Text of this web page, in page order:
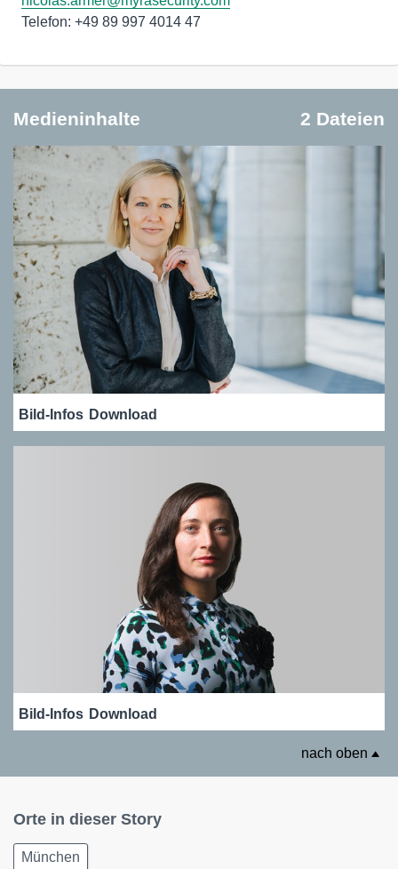
Telefon: +49 89 997 4014 47
Medieninhalte 2 Dateien
Bild-Infos Download
Bild-Infos Download
nach oben
Orte in dieser Story
München